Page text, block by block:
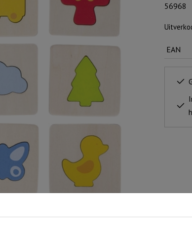
56968
EAN